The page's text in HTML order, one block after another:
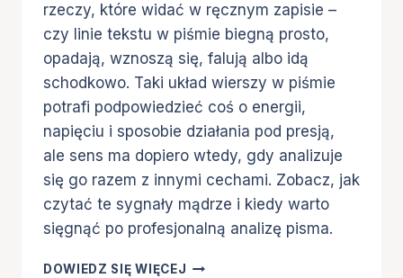
rzeczy, które widać w ręcznym zapisie –
czy linie tekstu w piśmie biegną prosto,
opadają, wznoszą się, falują albo idą
schodkowo. Taki układ wierszy w piśmie
potrafi podpowiedzieć coś o energii,
napięciu i sposobie działania pod presją,
ale sens ma dopiero wtedy, gdy analizuje
się go razem z innymi cechami. Zobacz, jak
czytać te sygnały mądrze i kiedy warto
sięgnąć po profesjonalną analizę pisma.
DOWIEDZ SIĘ WIĘCEJ GRAFOLOGIA: